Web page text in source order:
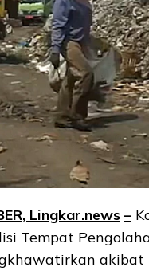
Lingkar.news –
Tempat
akibat